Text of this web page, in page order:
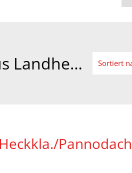
289 Fahrzeuge (gebraucht) bei Autohaus Landherr GmbH Sortiert
Pannodach